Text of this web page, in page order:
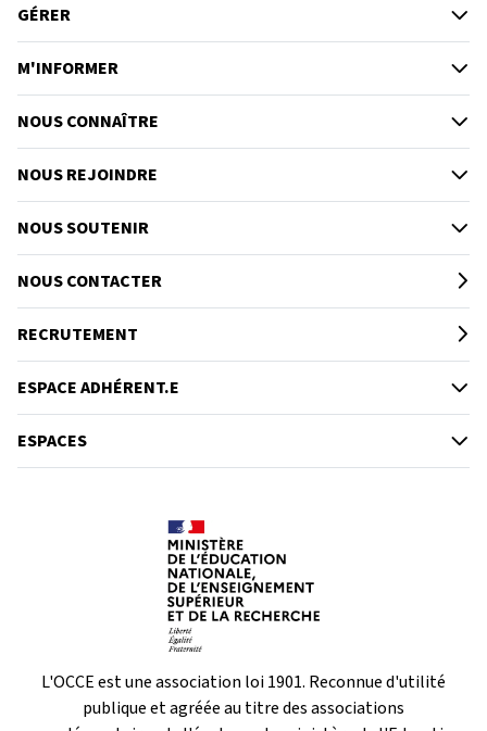
GÉRER
M'INFORMER
NOUS CONNAÎTRE
NOUS REJOINDRE
NOUS SOUTENIR
NOUS CONTACTER
RECRUTEMENT
ESPACE ADHÉRENT.E
ESPACES
L'OCCE est une association loi 1901. Reconnue d'utilité
publique et agréée au titre des associations